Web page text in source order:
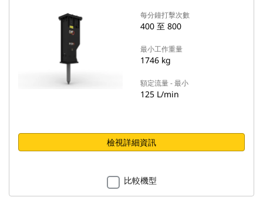
每分鐘打擊次數
400 至 800
最小工作重量
1746 kg
額定流量 - 最小
125 L/min
檢視詳細資訊
比較機型